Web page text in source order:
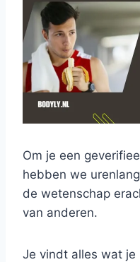
Om je een
hebben we
de wetenschap
van anderen.
Je vindt alles wat je